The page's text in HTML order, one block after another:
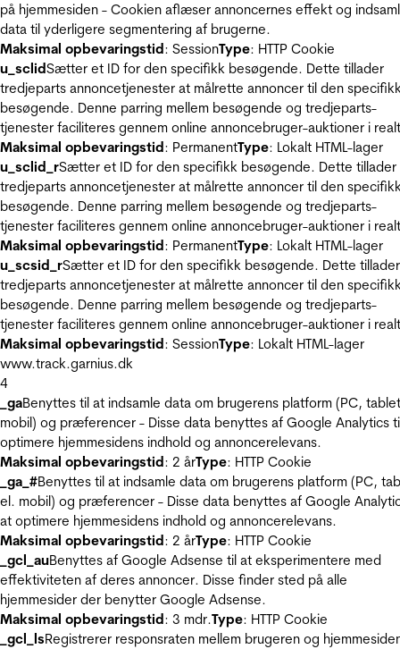
på hjemmesiden - Cookien aflæser annoncernes effekt og
data til yderligere segmentering af brugerne.
Maksimal opbevaringstid: SessionType: HTTP Cookie
u_sclidSætter et ID for den specifikk besøgende. Dette tillader
tredjeparts annoncetjenester at målrette annoncer til den
besøgende. Denne parring mellem besøgende og tredjeparts-
tjenester faciliteres gennem online annoncebruger-auktioner i
Maksimal opbevaringstid: PermanentType: Lokalt HTML-lager
u_sclid_rSætter et ID for den specifikk besøgende. Dette tillader
tredjeparts annoncetjenester at målrette annoncer til den
besøgende. Denne parring mellem besøgende og tredjeparts-
tjenester faciliteres gennem online annoncebruger-auktioner i
Maksimal opbevaringstid: PermanentType: Lokalt HTML-lager
u_scsid_rSætter et ID for den specifikk besøgende. Dette tillader
tredjeparts annoncetjenester at målrette annoncer til den
besøgende. Denne parring mellem besøgende og tredjeparts-
tjenester faciliteres gennem online annoncebruger-auktioner i
Maksimal opbevaringstid: SessionType: Lokalt HTML-lager
www.track.garnius.dk
4
_gaBenyttes til at indsamle data om brugerens platform (PC,
mobil) og præferencer - Disse data benyttes af Google Analytics
optimere hjemmesidens indhold og annoncerelevans.
Maksimal opbevaringstid: 2 årType: HTTP Cookie
_ga_#Benyttes til at indsamle data om brugerens platform (PC,
el. mobil) og præferencer - Disse data benyttes af Google
at optimere hjemmesidens indhold og annoncerelevans.
Maksimal opbevaringstid: 2 årType: HTTP Cookie
_gcl_auBenyttes af Google Adsense til at eksperimentere med
effektiviteten af deres annoncer. Disse finder sted på alle
hjemmesider der benytter Google Adsense.
Maksimal opbevaringstid: 3 mdr.Type: HTTP Cookie
_gcl_lsRegistrerer responsraten mellem brugeren og